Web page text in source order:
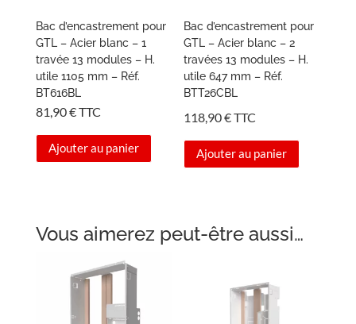
Bac d’encastrement pour
GTL – Acier blanc – 1
travée 13 modules – H.
utile 1105 mm – Réf.
BT616BL
81,90€TTC
Ajouter au panier
Bac d’encastrement pour
GTL – Acier blanc – 2
travées 13 modules – H.
utile 647 mm – Réf.
BTT26CBL
118,90€TTC
Ajouter au panier
Vous aimerez peut-être aussi…